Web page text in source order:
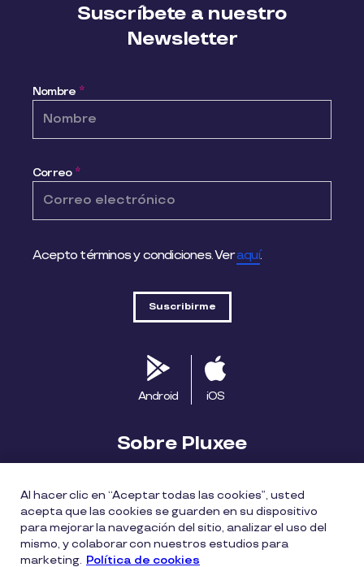
Suscríbete a nuestro
Newsletter
Nombre *
Correo *
Acepto términos y condiciones. Veraquí.
Android iOS
Sobre Pluxee
Mapa del sitio Trabaja con nosotros
Al hacer clic en “Aceptar todas las cookies”, usted
acepta que las cookies se guarden en su dispositivo
para mejorar la navegación del sitio, analizar el uso del
mismo, y colaborar con nuestros estudios para
marketing. Política de cookies